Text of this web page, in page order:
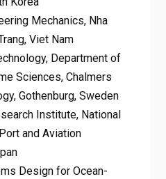
Mechanics, Nha
Viet Nam
Department of
Sciences, Chalmers
Gothenburg, Sweden
Institute, National
and Aviation
Design for Ocean-